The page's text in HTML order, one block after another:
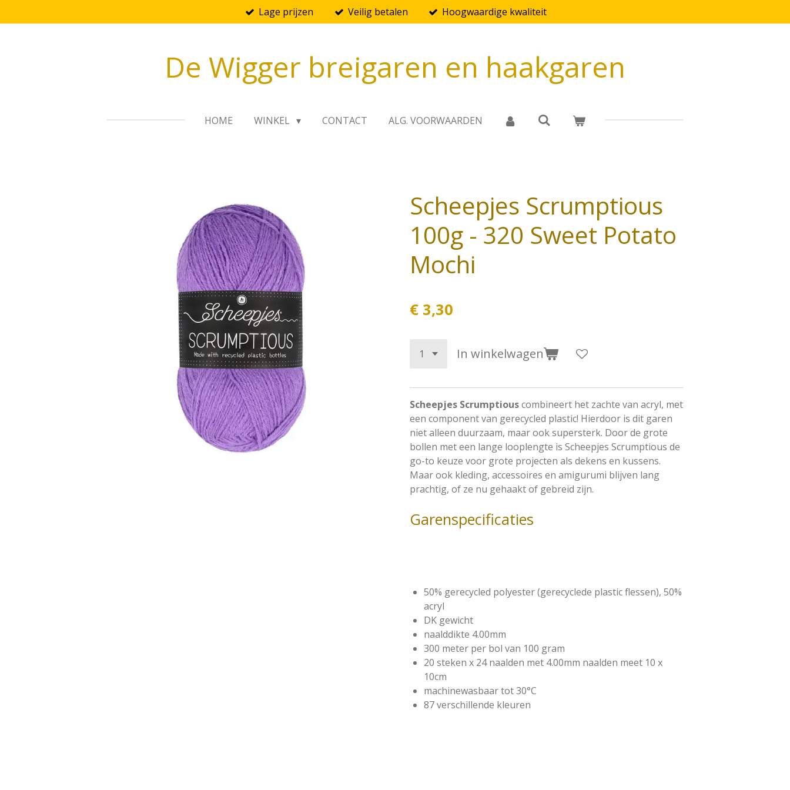
direct
Lage prijzen Veilig betalen Hoogwaardige kwaliteit
De Wigger breigaren en haakgaren
HOME WINKEL CONTACT ALG. VOORWAARDEN
Scheepjes Scrumptious
100g - 320 Sweet Potato
Mochi
€ 3,30
In winkelwagen
Scheepjes Scrumptiouscombineert het zachte van acryl, met
een component van gerecycled plastic! Hierdoor is dit garen
niet alleen duurzaam, maar ook supersterk. Door de grote
bollen met een lange looplengte is Scheepjes Scrumptious de
go-to keuze voor grote projecten als dekens en kussens.
Maar ook kleding, accessoires en amigurumi blijven lang
prachtig, of ze nu gehaakt of gebreid zijn.
Garenspecificaties
50% gerecycled polyester (gerecyclede plastic flessen), 50%
acryl
DK gewicht
naalddikte 4.00mm
300 meter per bol van 100 gram
20 steken x 24 naalden met 4.00mm naalden meet 10 x
10cm
machinewasbaar tot 30°C
87 verschillende kleuren